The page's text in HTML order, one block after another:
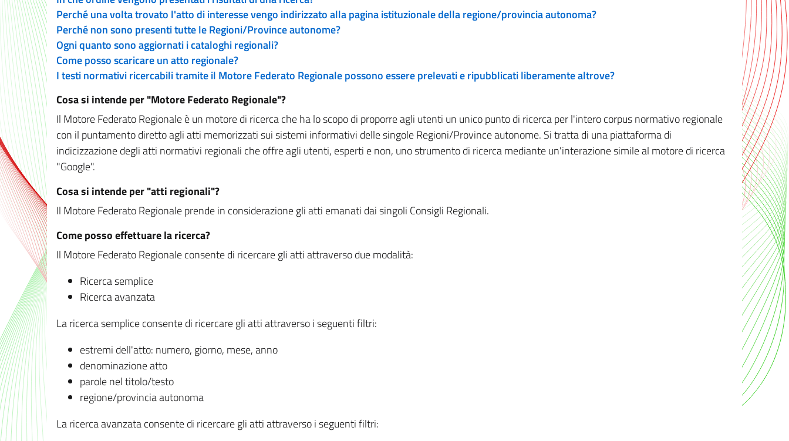
Perché una volta trovato l'atto di interesse vengo indirizzato alla pagina istituzionale della regione/provincia autonoma?
Perché non sono presenti tutte le Regioni/Province autonome?
Ogni quanto sono aggiornati i cataloghi regionali?
Come posso scaricare un atto regionale?
I testi normativi ricercabili tramite il Motore Federato Regionale possono essere prelevati e ripubblicati liberamente altrove?
Cosa si intende per "Motore Federato Regionale"?
Il Motore Federato Regionale è un motore di ricerca che ha lo scopo di proporre agli utenti un unico punto di ricerca per l'intero corpus normativo regionale
con il puntamento diretto agli atti memorizzati sui sistemi informativi delle singole Regioni/Province autonome. Si tratta di una piattaforma di
indicizzazione degli atti normativi regionali che offre agli utenti, esperti e non, uno strumento di ricerca mediante un'interazione simile al motore di ricerca
"Google".
Cosa si intende per "atti regionali"?
Il Motore Federato Regionale prende in considerazione gli atti emanati dai singoli Consigli Regionali.
Come posso effettuare la ricerca?
Il Motore Federato Regionale consente di ricercare gli atti attraverso due modalità:
Ricerca semplice
Ricerca avanzata
La ricerca semplice consente di ricercare gli atti attraverso i seguenti filtri:
estremi dell'atto: numero, giorno, mese, anno
denominazione atto
parole nel titolo/testo
regione/provincia autonoma
La ricerca avanzata consente di ricercare gli atti attraverso i seguenti filtri: